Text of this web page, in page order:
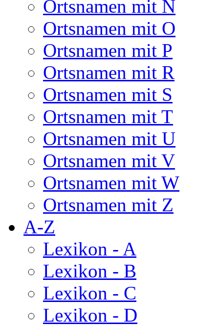
Ortsnamen mit N
Ortsnamen mit O
Ortsnamen mit P
Ortsnamen mit R
Ortsnamen mit S
Ortsnamen mit T
Ortsnamen mit U
Ortsnamen mit V
Ortsnamen mit W
Ortsnamen mit Z
A-Z
Lexikon - A
Lexikon - B
Lexikon - C
Lexikon - D